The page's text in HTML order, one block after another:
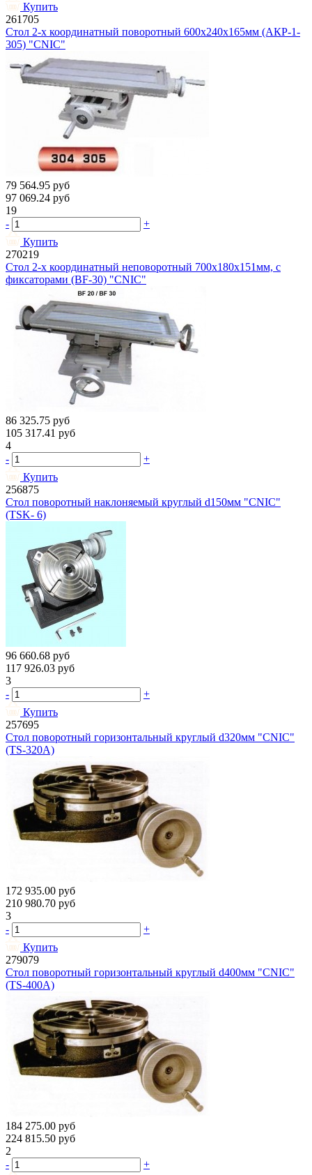
Купить
261705
Стол 2-х координатный поворотный 600х240х165мм (АКР-1-
305) "CNIC"
79 564.95 руб
97 069.24 руб
19
-
+
Купить
270219
Стол 2-х координатный неповоротный 700х180х151мм, с
фиксаторами (BF-30) "CNIC"
86 325.75 руб
105 317.41 руб
4
-
+
Купить
256875
Стол поворотный наклоняемый круглый d150мм "CNIC"
(TSK- 6)
96 660.68 руб
117 926.03 руб
3
-
+
Купить
257695
Стол поворотный горизонтальный круглый d320мм "CNIC"
(ТS-320A)
172 935.00 руб
210 980.70 руб
3
-
+
Купить
279079
Стол поворотный горизонтальный круглый d400мм "CNIC"
(ТS-400A)
184 275.00 руб
224 815.50 руб
2
-
+